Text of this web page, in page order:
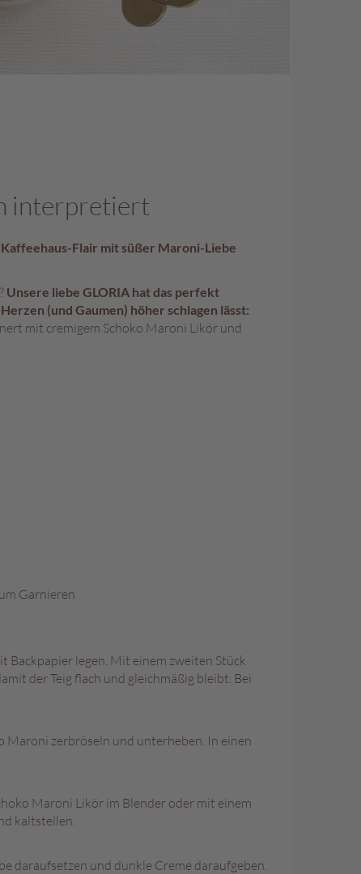
interpretiert
Flair mit süßer Maroni-Liebe
Unsere liebe GLORIA hat das perfekt
(und Gaumen) höher schlagen lässt:
mit cremigem Schoko Maroni Likör und
Garnieren
Backpapier legen. Mit einem zweiten Stück
der Teig flach und gleichmäßig bleibt. Bei
Maroni zerbröseln und unterheben. In einen
Maroni Likör im Blender oder mit einem
kaltstellen.
daraufsetzen und dunkle Creme daraufgeben.